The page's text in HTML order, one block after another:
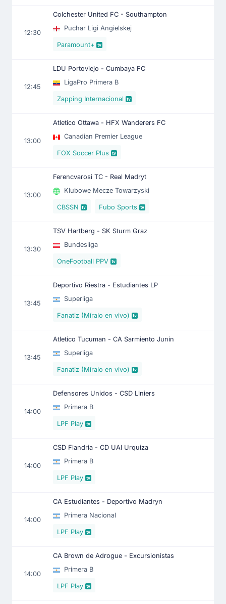
12:30
Colchester United FC - Southampton
Puchar Ligi Angielskej
Paramount+
12:45
LDU Portoviejo - Cumbaya FC
LigaPro Primera B
Zapping Internacional
13:00
Atletico Ottawa - HFX Wanderers FC
Canadian Premier League
FOX Soccer Plus
13:00
Ferencvarosi TC - Real Madryt
Klubowe Mecze Towarzyski
CBSSN Fubo Sports
13:30
TSV Hartberg - SK Sturm Graz
Bundesliga
OneFootball PPV
13:45
Deportivo Riestra - Estudiantes LP
Superliga
Fanatiz (Míralo en vivo)
13:45
Atletico Tucuman - CA Sarmiento Junin
Superliga
Fanatiz (Míralo en vivo)
14:00
Defensores Unidos - CSD Liniers
Primera B
LPF Play
14:00
CSD Flandria - CD UAI Urquiza
Primera B
LPF Play
14:00
CA Estudiantes - Deportivo Madryn
Primera Nacional
LPF Play
14:00
CA Brown de Adrogue - Excursionistas
Primera B
LPF Play